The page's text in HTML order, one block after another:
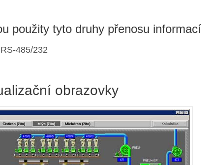
použity tyto druhy přenosu informací
485/232
obrazovky